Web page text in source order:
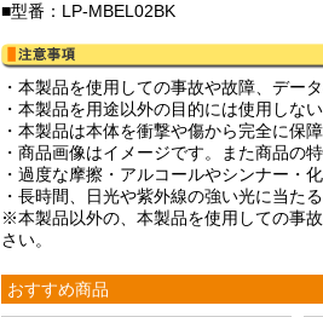
■型番：LP-MBEL02BK
・本製品を使用しての事故や故障、デー
・本製品を用途以外の目的には使用しない
・本製品は本体を衝撃や傷から完全に保
・商品画像はイメージです。また商品の
・過度な摩擦・アルコールやシンナー・
・長時間、日光や紫外線の強い光に当た
※本製品以外の、本製品を使用しての事
さい。
おすすめ商品